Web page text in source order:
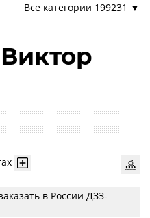
Все категории 199231 ▼
в России ДЗЗ-